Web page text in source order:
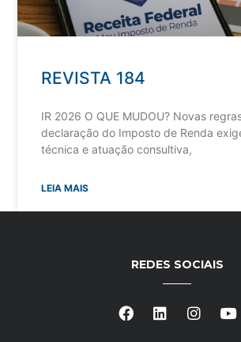
REVISTA 184
IR 2026 O QUE MUDOU? Novas
declaração do Imposto de Renda
técnica e atuação consultiva,
LEIA MAIS
REDES SOCIAIS